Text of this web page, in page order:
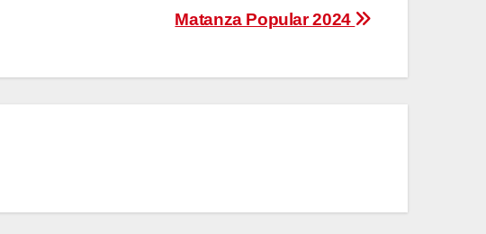
Matanza Popular 2024